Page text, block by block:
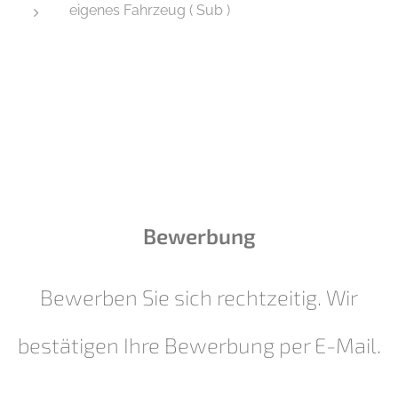
eigenes Fahrzeug ( Sub )
Bewerbung
Bewerben Sie sich rechtzeitig. Wir
bestätigen Ihre Bewerbung per E-Mail.